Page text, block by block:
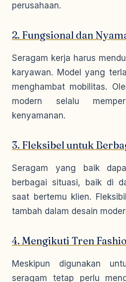
perusahaan.
2. Fungsional dan
Seragam kerja harus
karyawan. Model yang
menghambat mobilitas.
modern selalu
kenyamanan.
3. Fleksibel untuk
Seragam yang baik
berbagai situasi, baik di
saat bertemu klien.
tambah dalam desain
4. Mengikuti Tren
Meskipun digunakan
seragam tetap perlu